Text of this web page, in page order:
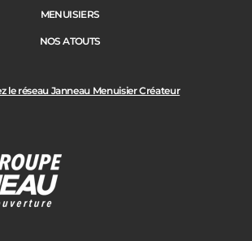
le réseau Janneau Menuisier Créateur
MENUISIERS
NOS ATOUTS